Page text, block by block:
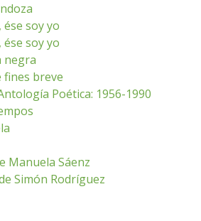
soy yo
soy yo
negra
fines breve
Poética: 1956-1990
Manuela Sáenz
Simón Rodríguez